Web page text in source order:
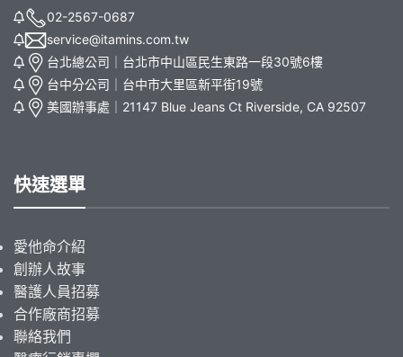
02-2567-0687
service@itamins.com.tw
台北總公司｜台北市中山區民生東路一段30號6樓
台中分公司｜台中市大里區新平街19號
美國辦事處｜21147 Blue Jeans Ct Riverside, CA 92507
快速選單
愛他命介紹
創辦人故事
醫護人員招募
合作廠商招募
聯絡我們